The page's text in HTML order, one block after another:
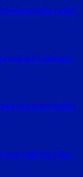
stoppt 62-Jährigen
sich gegen Polizei
stellt den Täter